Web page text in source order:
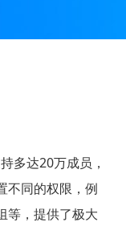
多达20万成员，
不同的权限，例
等，提供了极大